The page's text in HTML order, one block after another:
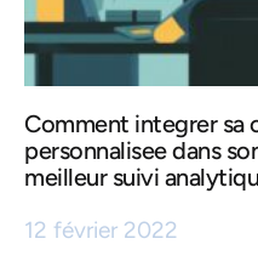
Comment integrer sa
personnalisee dans
meilleur suivi
12 février 2022